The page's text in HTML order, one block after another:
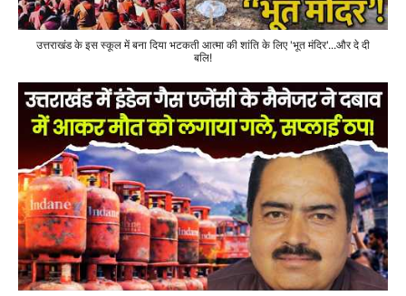
उत्तराखंड के इस स्कूल में बना दिया भटकती आत्मा की शांति के लिए 'भूत मंदिर'...और दे दी
बलि!